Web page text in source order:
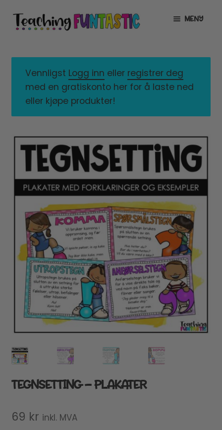
Hopp
til
Hopp
til
MENY
UNDERMENY
MIN KONTO
UNDERMENY
LISENSER
UTVID
UNDERMENY
TIPSHJØRNET
KURS
Vennligst Logg inn eller registrer deg
med en gratiskonto her for å laste ned
eller kjøpe produkter!
TEGNSETTING – PLAKATER
69 kr inkl. MVA